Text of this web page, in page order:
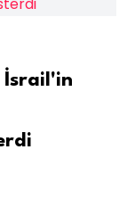
İsrail'in